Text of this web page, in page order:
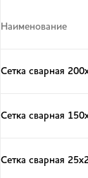
Наименование
Сетка сварная
Сетка сварная
Сетка сварная